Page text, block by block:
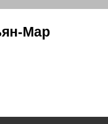
Мар